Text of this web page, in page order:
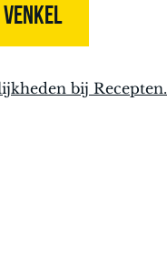
bij Recepten.